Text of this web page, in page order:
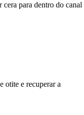
para dentro do canal
otite e recuperar a